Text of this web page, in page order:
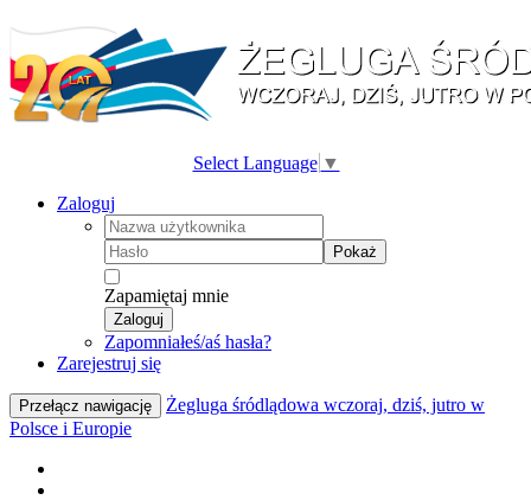
Select Language ▼
Zaloguj
Pokaż
Zapamiętaj mnie
Zaloguj
Zapomniałeś/aś hasła?
Zarejestruj się
Przełącz nawigację
Żegluga śródlądowa wczoraj, dziś, jutro w
Polsce i Europie